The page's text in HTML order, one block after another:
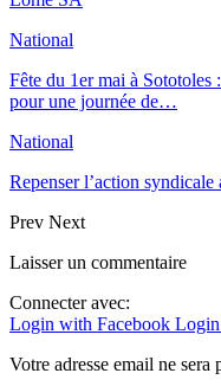
National
Fête du 1er mai à Sototoles
pour une journée de…
National
Repenser l’action syndicale
Prev Next
Laisser un commentaire
Connecter avec:
Login with Facebook
Votre adresse email ne sera